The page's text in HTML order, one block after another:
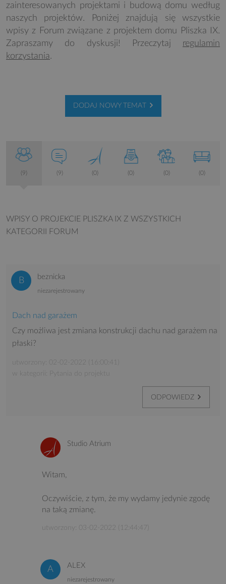
zainteresowanych projektami i budową domu według
naszych projektów. Poniżej znajdują się wszystkie
wpisy z Forum związane z projektem domu Pliszka IX.
Zapraszamy do dyskusji! Przeczytaj regulamin
korzystania.
DODAJ NOWY TEMAT
(9) (9) (0) (0) (0) (0)
WPISY O PROJEKCIE PLISZKA IX Z WSZYSTKICH
KATEGORII FORUM
beznicka
niezarejestrowany
Dach nad garażem
Czy możliwa jest zmiana konstrukcji dachu nad garażem na
płaski?
utworzony: 02-02-2022 (16:00:41)
w kategorii: Pytania do projektu
ODPOWIEDZ
Studio Atrium
Witam,
Oczywiście, z tym, że my wydamy jedynie zgodę
na taką zmianę.
utworzony: 03-02-2022 (12:44:47)
ALEX
niezarejestrowany